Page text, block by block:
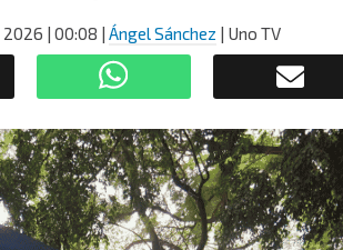
2026 | 00:08 | Ángel Sánchez | Uno TV